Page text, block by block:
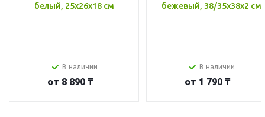
белый, 25x26x18 см
В наличии
от 8 890 ₸
бежевый, 38/35x38x2 см
В наличии
от 1 790 ₸